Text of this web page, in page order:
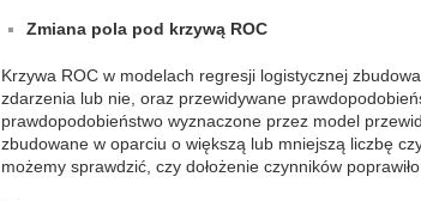
Zmiana pola pod krzywą ROC
Krzywa ROC w modelach regresji logistycznej
zdarzenia lub nie, oraz przewidywane
prawdopodobieństwo wyznaczone przez model
zbudowane w oparciu o większą lub mniejszą liczbę
możemy sprawdzić, czy dołożenie czynników